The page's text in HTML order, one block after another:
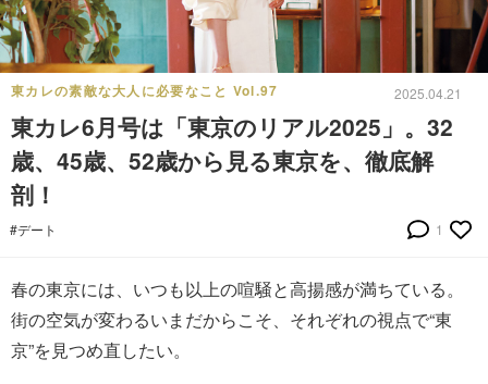
東カレの素敵な大人に必要なこと Vol.97 2025.04.21
東カレ6月号は「東京のリアル2025」。32
歳、45歳、52歳から見る東京を、徹底解
剖！
#デート 1
春の東京には、いつも以上の喧騒と高揚感が満ちている。
街の空気が変わるいまだからこそ、それぞれの視点で“東
京”を見つめ直したい。